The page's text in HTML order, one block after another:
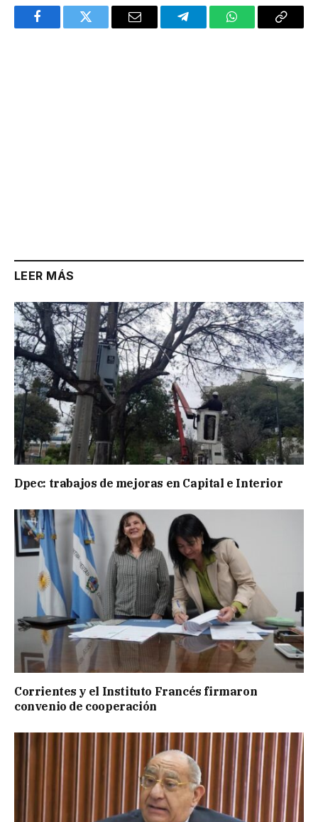
FacebookTwitter Email TelegramWhatsAppCopy
LEER MÁS
Dpec: trabajos de mejoras en Capital e Interior
Corrientes y el Instituto Francés firmaron
convenio de cooperación